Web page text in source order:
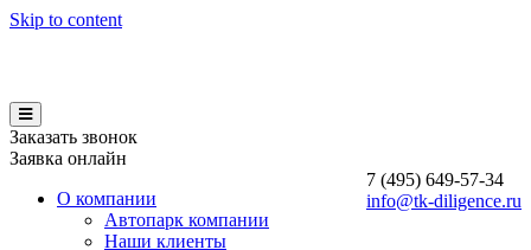
Skip to content
Заказать звонок
Заявка онлайн
7 (495) 649-57-34
info@tk-diligence.ru
О компании
Автопарк компании
Наши клиенты